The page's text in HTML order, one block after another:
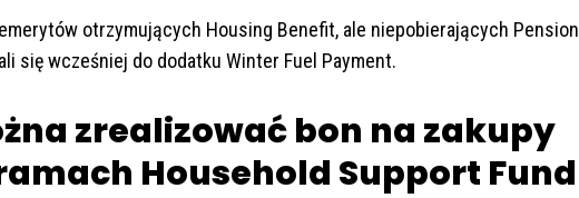
otrzymujących Housing Benefit, ale niepobierających Pension
się wcześniej do dodatku Winter Fuel Payment.
zrealizować bon na zakupy
Household Support Fund